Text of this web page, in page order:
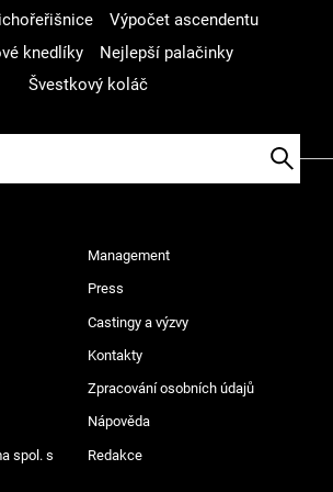
Výpočet ascendentu
knedlíky
Nejlepší palačinky
Švestkový koláč
Management
Press
Castingy a výzvy
Kontakty
Zpracování osobních údajů
Nápověda
spol. s
Redakce